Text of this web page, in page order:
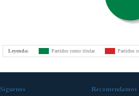
Leyenda: Partidos como titular Partidos
Síguenos Recomendamos